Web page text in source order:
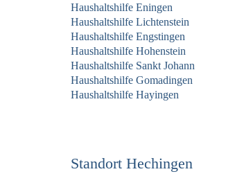
Haushaltshilfe Eningen
Haushaltshilfe Lichtenstein
Haushaltshilfe Engstingen
Haushaltshilfe Hohenstein
Haushaltshilfe Sankt Johann
Haushaltshilfe Gomadingen
Haushaltshilfe Hayingen
Standort Hechingen